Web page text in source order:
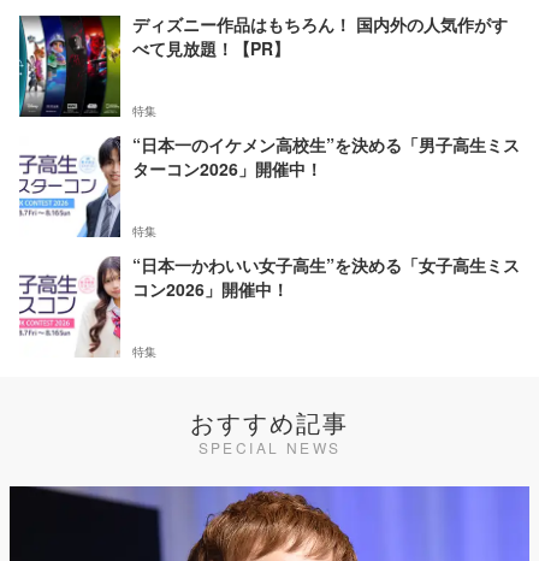
ディズニー作品はもちろん！ 国内外の人気作がす
べて見放題！【PR】
特集
“日本一のイケメン高校生”を決める「男子高生ミス
ターコン2026」開催中！
特集
“日本一かわいい女子高生”を決める「女子高生ミス
コン2026」開催中！
特集
おすすめ記事
SPECIAL NEWS